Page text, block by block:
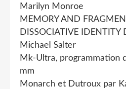
Marilyn Monroe
MEMORY AND
DISSOCIATIVE IDENTITY
Michael Salter
Mk-Ultra, programmation
mm
Monarch et Dutroux par